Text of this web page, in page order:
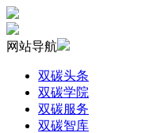
网站导航
双碳头条
双碳学院
双碳服务
双碳智库